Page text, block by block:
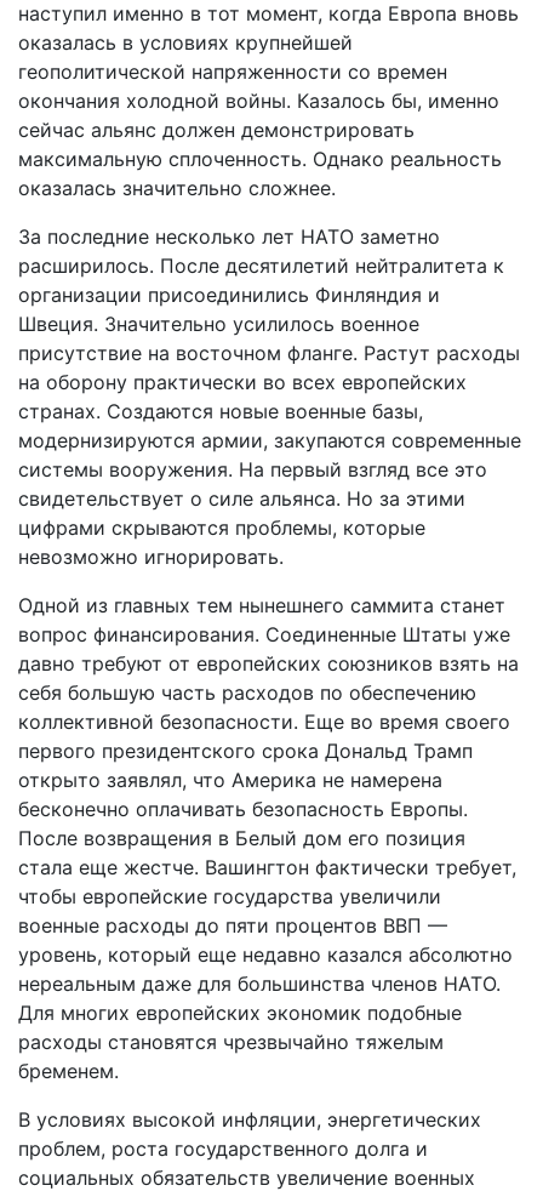
наступил именно в тот момент, когда Европа вновь
оказалась в условиях крупнейшей
геополитической напряженности со времен
окончания холодной войны. Казалось бы, именно
сейчас альянс должен демонстрировать
максимальную сплоченность. Однако реальность
оказалась значительно сложнее.
За последние несколько лет НАТО заметно
расширилось. После десятилетий нейтралитета к
организации присоединились Финляндия и
Швеция. Значительно усилилось военное
присутствие на восточном фланге. Растут расходы
на оборону практически во всех европейских
странах. Создаются новые военные базы,
модернизируются армии, закупаются современные
системы вооружения. На первый взгляд все это
свидетельствует о силе альянса. Но за этими
цифрами скрываются проблемы, которые
невозможно игнорировать.
Одной из главных тем нынешнего саммита станет
вопрос финансирования. Соединенные Штаты уже
давно требуют от европейских союзников взять на
себя большую часть расходов по обеспечению
коллективной безопасности. Еще во время своего
первого президентского срока Дональд Трамп
открыто заявлял, что Америка не намерена
бесконечно оплачивать безопасность Европы.
После возвращения в Белый дом его позиция
стала еще жестче. Вашингтон фактически требует,
чтобы европейские государства увеличили
военные расходы до пяти процентов ВВП —
уровень, который еще недавно казался абсолютно
нереальным даже для большинства членов НАТО.
Для многих европейских экономик подобные
расходы становятся чрезвычайно тяжелым
бременем.
В условиях высокой инфляции, энергетических
проблем, роста государственного долга и
социальных обязательств увеличение военных